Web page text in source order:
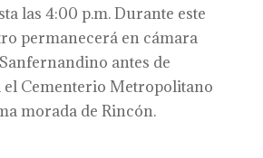
las 4:00 p.m. Durante este
permanecerá en cámara
antes de
Cementerio Metropolitano
morada de Rincón.